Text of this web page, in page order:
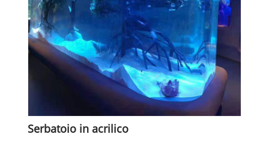
Serbatoio in acrilico